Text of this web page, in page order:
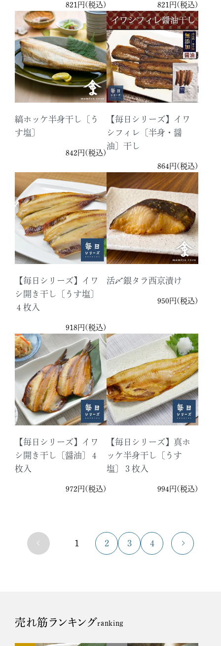
821円(税込) 821円(税込)
縞ホッケ半身干し〔う
す塩〕
842円(税込)
【毎日シリーズ】イワ
シフィレ〔半身・醤
油〕干し
864円(税込)
【毎日シリーズ】イワ
シ開き干し〔うす塩〕
４枚入
918円(税込)
活〆銀タラ西京漬け
950円(税込)
【毎日シリーズ】イワ
シ開き干し〔醤油〕４
枚入
972円(税込)
【毎日シリーズ】真ホ
ッケ半身干し〔うす
塩〕３枚入
994円(税込)
1 2 3 4
売れ筋ランキングranking